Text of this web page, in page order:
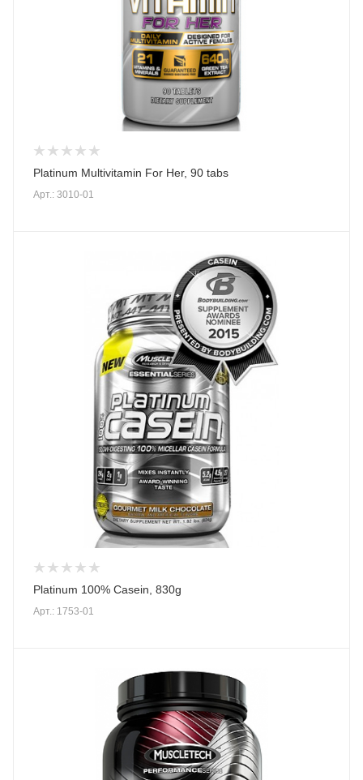
Platinum Multivitamin For Her, 90 tabs
Арт.: 3010-01
Platinum 100% Casein, 830g
Арт.: 1753-01